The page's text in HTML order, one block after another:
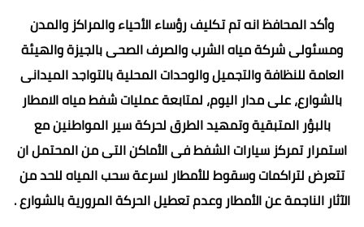
وأكد المحافظ انه تم تكليف رؤساء الأحياء والمراكز والمدن
ومسئولى شركة مياه الشرب والصرف الصحى بالجيزة والهيئة
العامة للنظافة والتجميل والوحدات المحلية بالتواجد الميدانى
بالشوارع، على مدار اليوم، لمتابعة عمليات شفط مياه الامطار
بالبؤر المتبقية وتمهيد الطرق لحركة سير المواطنين مع
استمرار تمركز سيارات الشفط فى الأماكن التى من المحتمل ان
تتعرض لتراكمات وسقوط للأمطار لسرعة سحب المياه للحد من
الآثار الناجمة عن الأمطار وعدم تعطيل الحركة المرورية بالشوارع .